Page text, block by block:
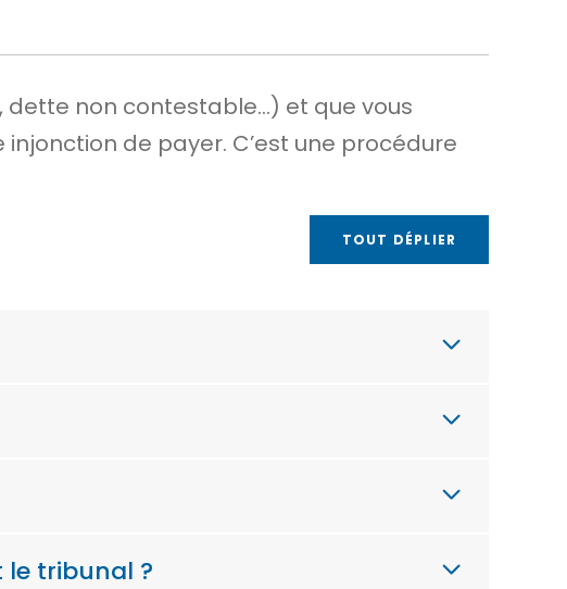
dette non contestable…) et que vous
de payer. C’est une procédure
TOUT DÉPLIER
le tribunal ?